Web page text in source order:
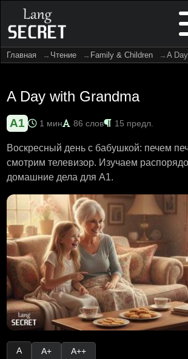
Главная Чтение Family & Children A
A Day with Grandma
A1 1 мин 86 слов 15 предл.
Воскресный день с бабушкой: печем
смотрим телевизор. Изучаем
домашние дела для A1.
A A+ A++